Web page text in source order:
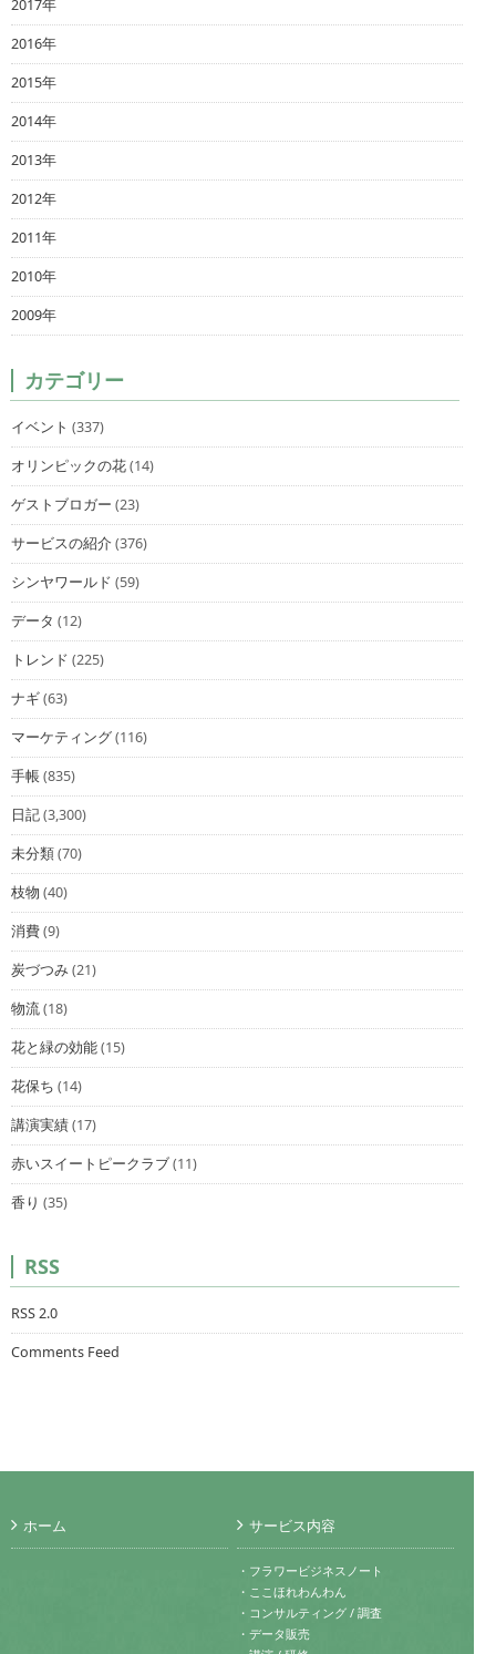
2017年
2016年
2015年
2014年
2013年
2012年
2011年
2010年
2009年
カテゴリー
イベント (337)
オリンピックの花(14)
ゲストブロガー (23)
サービスの紹介(376)
シンヤワールド (59)
データ (12)
トレンド (225)
ナギ(63)
マーケティング(116)
手帳(835)
日記(3,300)
未分類(70)
枝物 (40)
消費(9)
炭づつみ(21)
物流(18)
花と緑の効能(15)
花保ち (14)
講演実績(17)
赤いスイートピークラブ(11)
香り (35)
RSS
RSS 2.0
Comments Feed
ホーム サービス内容
・フラワービジネスノート
・ここほれわんわん
・コンサルティング / 調査
・データ販売